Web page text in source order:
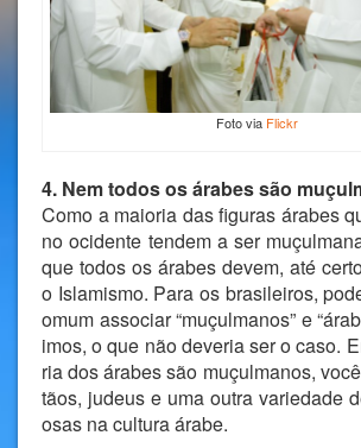
Foto via Flickr
4. Nem todos os árabes são
Como a maioria das figuras árabes
no ocidente tendem a ser
que todos os árabes devem, até
o Islamismo. Para os brasileiros,
omum associar “muçulmanos” e
imos, o que não deveria ser o caso.
ria dos árabes são muçulmanos,
tãos, judeus e uma outra variedade
osas na cultura árabe.